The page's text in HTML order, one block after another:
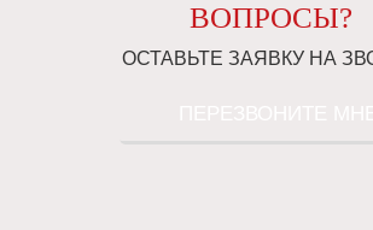
ВОПРОСЫ?
ОСТАВЬТЕ ЗАЯВКУ НА